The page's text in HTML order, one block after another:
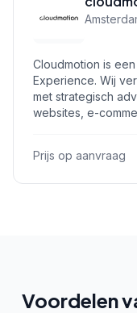
Cloudmotion is
Experience. Wij
met strategisch
websites, e-
Prijs op aanvraag
Voordelen